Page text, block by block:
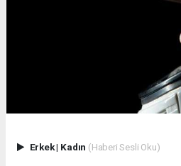
Erkek| Kadın (Haberi Sesli Oku)